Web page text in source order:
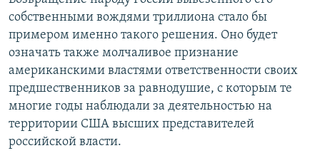
собственными вождями триллиона стало бы
примером именно такого решения. Оно будет
означать также молчаливое признание
американскими властями ответственности своих
предшественников за равнодушие, с которым те
многие годы наблюдали за деятельностью на
территории США высших представителей
российской власти.